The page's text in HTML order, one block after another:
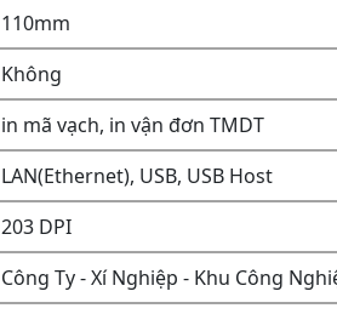
110mm
Không
in mã vạch, in vận đơn TMDT
LAN(Ethernet), USB, USB Host
203 DPI
Công Ty - Xí Nghiệp - Khu Công